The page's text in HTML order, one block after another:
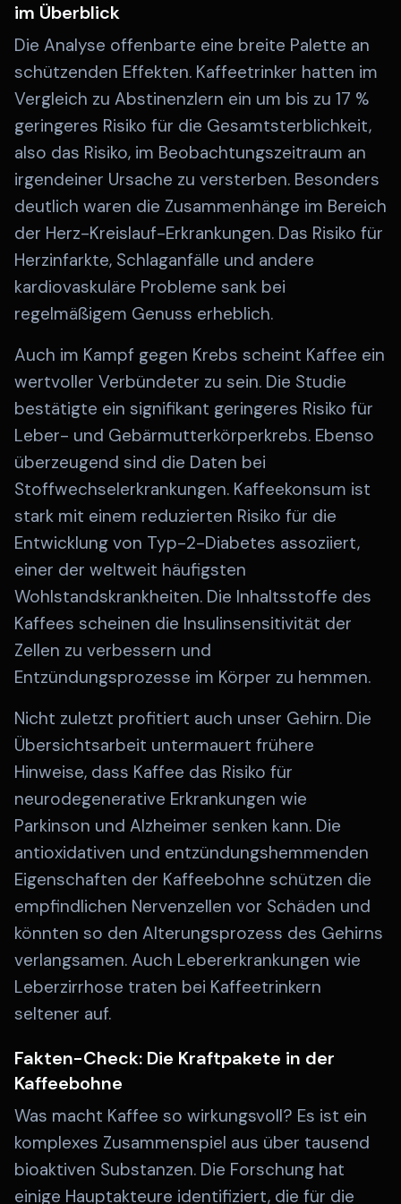
im Überblick
Die Analyse offenbarte eine breite Palette an
schützenden Effekten. Kaffeetrinker hatten im
Vergleich zu Abstinenzlern ein um bis zu 17 %
geringeres Risiko für die Gesamtsterblichkeit,
also das Risiko, im Beobachtungszeitraum an
irgendeiner Ursache zu versterben. Besonders
deutlich waren die Zusammenhänge im Bereich
der Herz-Kreislauf-Erkrankungen. Das Risiko für
Herzinfarkte, Schlaganfälle und andere
kardiovaskuläre Probleme sank bei
regelmäßigem Genuss erheblich.
Auch im Kampf gegen Krebs scheint Kaffee ein
wertvoller Verbündeter zu sein. Die Studie
bestätigte ein signifikant geringeres Risiko für
Leber- und Gebärmutterkörperkrebs. Ebenso
überzeugend sind die Daten bei
Stoffwechselerkrankungen. Kaffeekonsum ist
stark mit einem reduzierten Risiko für die
Entwicklung von Typ-2-Diabetes assoziiert,
einer der weltweit häufigsten
Wohlstandskrankheiten. Die Inhaltsstoffe des
Kaffees scheinen die Insulinsensitivität der
Zellen zu verbessern und
Entzündungsprozesse im Körper zu hemmen.
Nicht zuletzt profitiert auch unser Gehirn. Die
Übersichtsarbeit untermauert frühere
Hinweise, dass Kaffee das Risiko für
neurodegenerative Erkrankungen wie
Parkinson und Alzheimer senken kann. Die
antioxidativen und entzündungshemmenden
Eigenschaften der Kaffeebohne schützen die
empfindlichen Nervenzellen vor Schäden und
könnten so den Alterungsprozess des Gehirns
verlangsamen. Auch Lebererkrankungen wie
Leberzirrhose traten bei Kaffeetrinkern
seltener auf.
Fakten-Check: Die Kraftpakete in der
Kaffeebohne
Was macht Kaffee so wirkungsvoll? Es ist ein
komplexes Zusammenspiel aus über tausend
bioaktiven Substanzen. Die Forschung hat
einige Hauptakteure identifiziert, die für die